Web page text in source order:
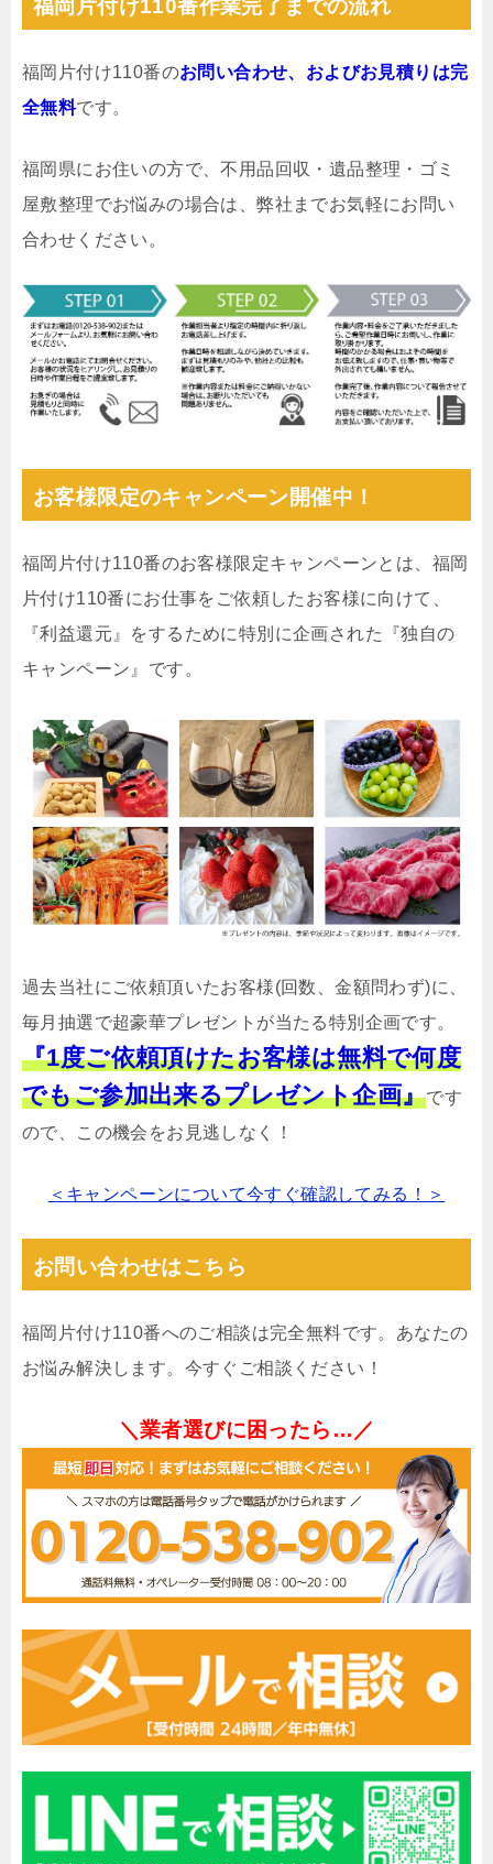
福岡片付け110番作業完了までの流れ
福岡片付け110番のお問い合わせ、およびお見積りは完
全無料です。
福岡県にお住いの方で、不用品回収・遺品整理・ゴミ
屋敷整理でお悩みの場合は、弊社までお気軽にお問い
合わせください。
お客様限定のキャンペーン開催中！
福岡片付け110番のお客様限定キャンペーンとは、福岡
片付け110番にお仕事をご依頼したお客様に向けて、
『利益還元』をするために特別に企画された『独自の
キャンペーン』です。
過去当社にご依頼頂いたお客様(回数、金額問わず)に、
毎月抽選で超豪華プレゼントが当たる特別企画です。
『1度ご依頼頂けたお客様は無料で何度
でもご参加出来るプレゼント企画』です
ので、この機会をお見逃しなく！
＜キャンペーンについて今すぐ確認してみる！＞
お問い合わせはこちら
福岡片付け110番へのご相談は完全無料です。あなたの
お悩み解決します。今すぐご相談ください！
＼業者選びに困ったら…／